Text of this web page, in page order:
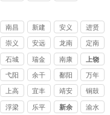
南昌 新建 安义 进贤
崇义 安远 龙南 定南
石城 瑞金 南康 上饶
弋阳 余干 鄱阳 万年
上高 宜丰 靖安 铜鼓
浮梁 乐平 新余 渝水